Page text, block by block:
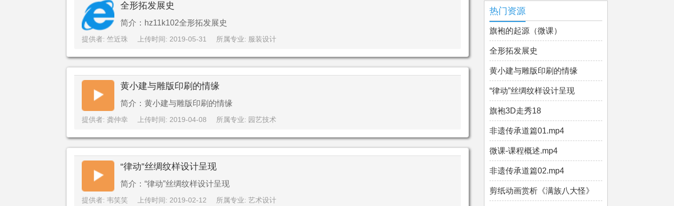
全形拓发展史
简介：hz11k102全形拓发展史
提供者: 竺近珠 上传时间: 2019-05-31 所属专业: 服装设计
黄小建与雕版印刷的情缘
简介：黄小建与雕版印刷的情缘
提供者: 龚仲幸 上传时间: 2019-04-08 所属专业: 园艺技术
“律动”丝绸纹样设计呈现
简介：“律动”丝绸纹样设计呈现
提供者: 韦笑笑 上传时间: 2019-02-12 所属专业: 艺术设计
热门资源
旗袍的起源（微课）
全形拓发展史
黄小建与雕版印刷的情缘
“律动”丝绸纹样设计呈现
旗袍3D走秀18
非遗传承道篇01.mp4
微课-课程概述.mp4
非遗传承道篇02.mp4
剪纸动画赏析《满族八大怪》